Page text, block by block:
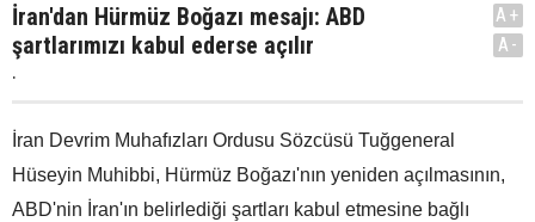
İran'dan Hürmüz Boğazı mesajı: ABD
şartlarımızı kabul ederse açılır
.
A+
A-
İran Devrim Muhafızları Ordusu Sözcüsü Tuğgeneral
Hüseyin Muhibbi, Hürmüz Boğazı'nın yeniden açılmasının,
ABD'nin İran'ın belirlediği şartları kabul etmesine bağlı